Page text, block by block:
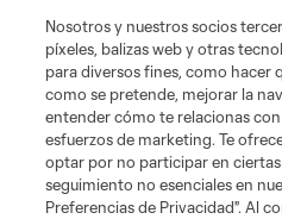
Nosotros y nuestros socios
píxeles, balizas web y otras
para diversos fines, como hacer
como se pretende, mejorar la
entender cómo te relacionas
esfuerzos de marketing. Te
optar por no participar en
seguimiento no esenciales en
Preferencias de Privacidad". Al